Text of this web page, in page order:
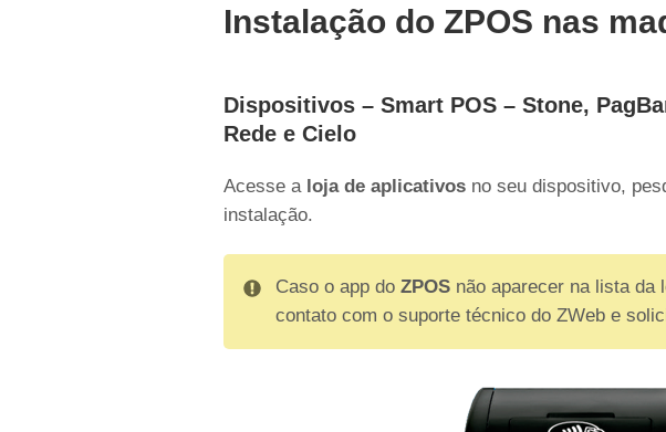
Instalação do ZPOS nas
Dispositivos – Smart POS – Stone,
Rede e Cielo
Acesse a loja de aplicativos no seu dispositivo,
instalação.
Caso o app do ZPOS não aparecer na lista da
contato com o suporte técnico do ZWeb e